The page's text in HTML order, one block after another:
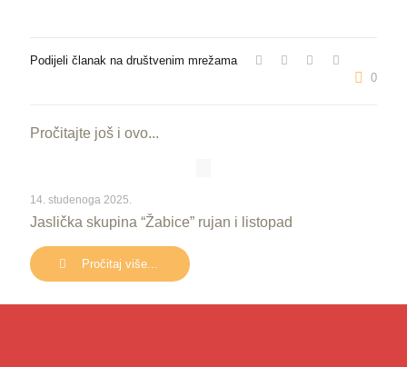
Podijeli članak na društvenim mrežama
0
Pročitajte još i ovo...
14. studenoga 2025.
Jaslička skupina “Žabice” rujan i listopad
Pročitaj više...